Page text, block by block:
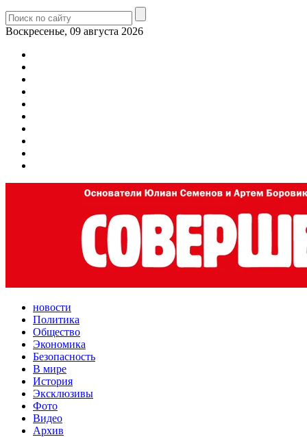
Воскресенье, 09 августа 2026
новости
Политика
Общество
Экономика
Безопасность
В мире
История
Эксклюзивы
Фото
Видео
Архив